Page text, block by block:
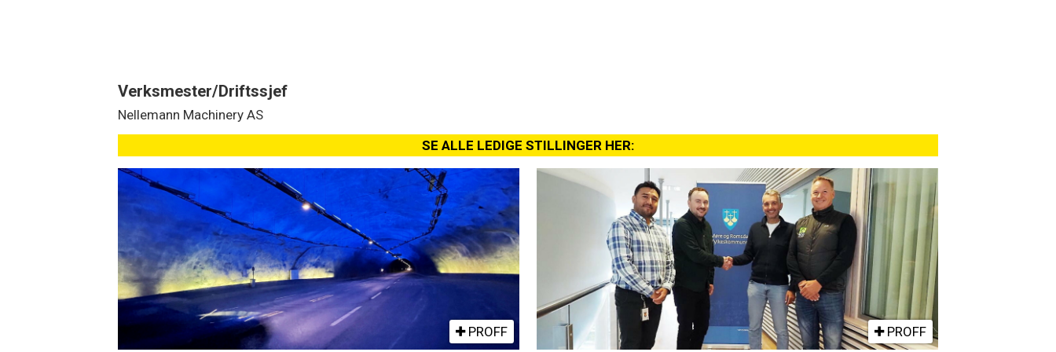
Verksmester/Driftssjef
Nellemann Machinery AS
SE ALLE LEDIGE STILLINGER HER:
PROFF PROFF